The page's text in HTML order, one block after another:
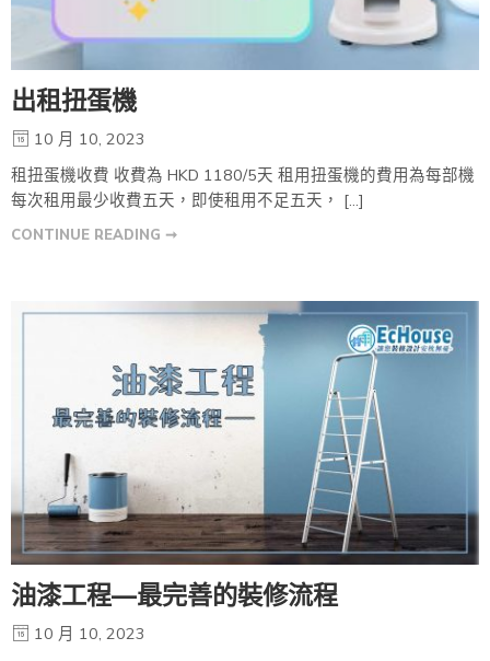
出租扭蛋機
10 月 10, 2023
租扭蛋機收費 收費為 HKD 1180/5天 租用扭蛋機的費用為每部機
每次租用最少收費五天，即使租用不足五天， […]
CONTINUE READING ➞
油漆工程—最完善的裝修流程
10 月 10, 2023